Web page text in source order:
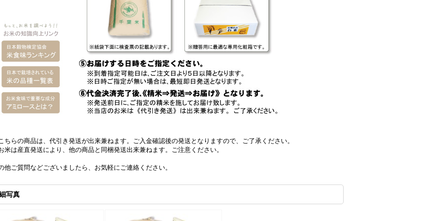
ちらの商品は、代引き発送が出来兼ねます。ご入金確認後の発送となりますので、ご了承ください。
米は産直発送により、他の商品と同梱発送出来兼ねます。ご注意ください。
他ご質問などございましたら、お気軽にご連絡ください。
写真